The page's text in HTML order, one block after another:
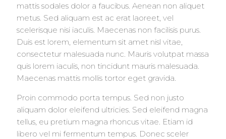
mattis sodales dolor a faucibus. Aenean non aliquet
metus. Sed aliquam est ac erat laoreet, vel
scelerisque nisi iaculis. Maecenas non facilisis purus.
Duis est lorem, elementum sit amet nisl vitae,
consectetur malesuada nunc. Mauris volutpat massa
quis lorem iaculis, non tincidunt mauris malesuada.
Maecenas mattis mollis tortor eget gravida.
Proin commodo porta tempus. Sed non justo
aliquam dolor eleifend ultricies. Sed eleifend magna
tellus, eu pretium magna rhoncus vitae. Etiam id
libero vel mi fermentum tempus. Donec sceler